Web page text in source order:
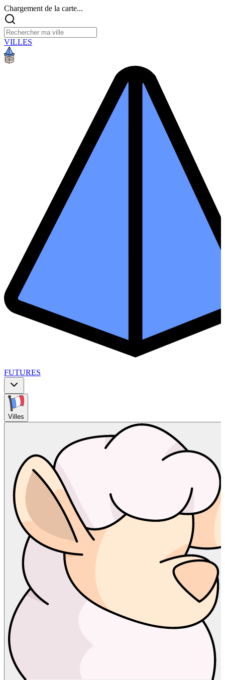
Chargement de la carte...
VILLES
FUTURES
Villes